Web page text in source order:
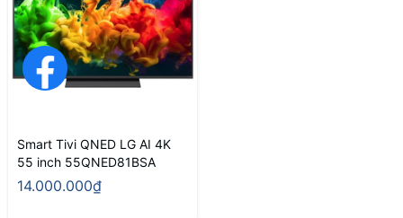
Smart Tivi QNED LG AI 4K
55 inch 55QNED81BSA
14.000.000₫